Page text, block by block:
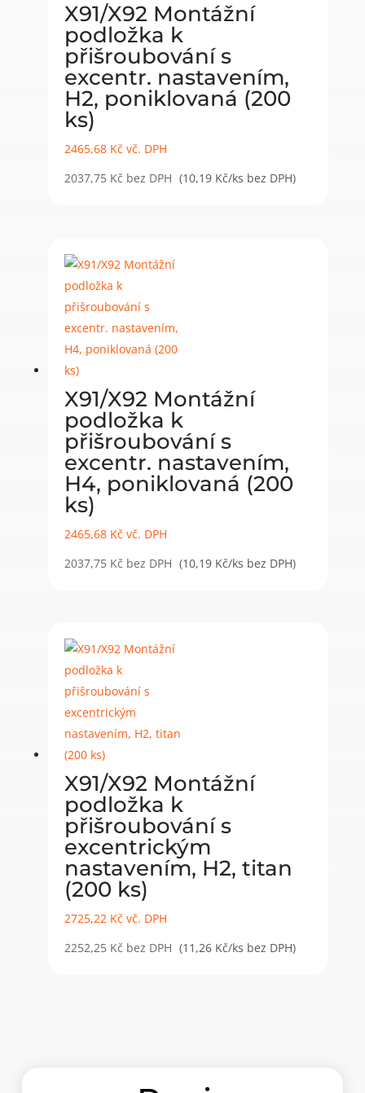
X91/X92 Montážní
podložka k
přišroubování s
excentr. nastavením,
H2, poniklovaná (200
ks)
2465,68 Kč vč. DPH
2037,75 Kč bez DPH (10,19 Kč/ks bez DPH)
X91/X92 Montážní
podložka k
přišroubování s
excentr. nastavením,
H4, poniklovaná (200
ks)
2465,68 Kč vč. DPH
2037,75 Kč bez DPH (10,19 Kč/ks bez DPH)
X91/X92 Montážní
podložka k
přišroubování s
excentrickým
nastavením, H2, titan
(200 ks)
2725,22 Kč vč. DPH
2252,25 Kč bez DPH (11,26 Kč/ks bez DPH)